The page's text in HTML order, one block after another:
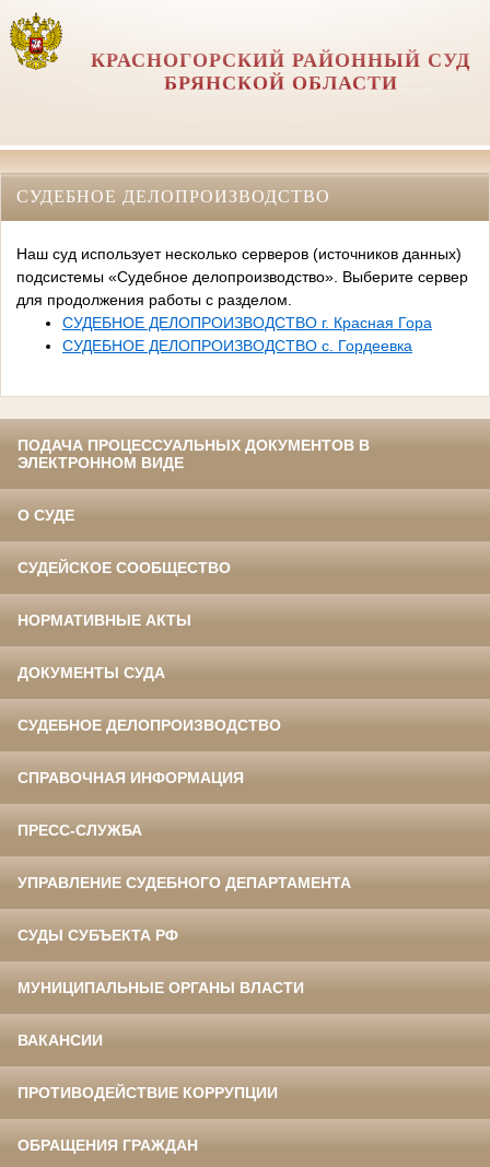
КРАСНОГОРСКИЙ РАЙОННЫЙ СУД
БРЯНСКОЙ ОБЛАСТИ
СУДЕБНОЕ ДЕЛОПРОИЗВОДСТВО
Наш суд использует несколько серверов (источников данных)
подсистемы «Судебное делопроизводство». Выберите сервер
для продолжения работы с разделом.
СУДЕБНОЕ ДЕЛОПРОИЗВОДСТВО г. Красная Гора
СУДЕБНОЕ ДЕЛОПРОИЗВОДСТВО с. Гордеевка
ПОДАЧА ПРОЦЕССУАЛЬНЫХ ДОКУМЕНТОВ В
ЭЛЕКТРОННОМ ВИДЕ
О СУДЕ
СУДЕЙСКОЕ СООБЩЕСТВО
НОРМАТИВНЫЕ АКТЫ
ДОКУМЕНТЫ СУДА
СУДЕБНОЕ ДЕЛОПРОИЗВОДСТВО
СПРАВОЧНАЯ ИНФОРМАЦИЯ
ПРЕСС-СЛУЖБА
УПРАВЛЕНИЕ СУДЕБНОГО ДЕПАРТАМЕНТА
СУДЫ СУБЪЕКТА РФ
МУНИЦИПАЛЬНЫЕ ОРГАНЫ ВЛАСТИ
ВАКАНСИИ
ПРОТИВОДЕЙСТВИЕ КОРРУПЦИИ
ОБРАЩЕНИЯ ГРАЖДАН